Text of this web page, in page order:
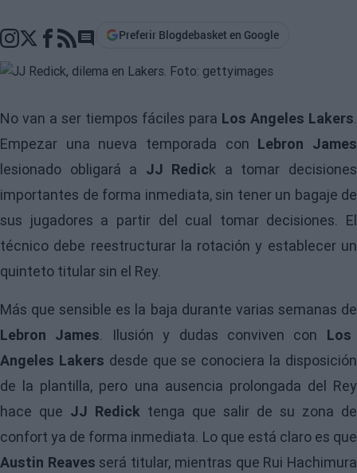
Go to comments section
Preferir Blogdebasket en Google
No van a ser tiempos fáciles para Los Angeles Lakers.
Empezar una nueva temporada con Lebron James
lesionado obligará a JJ Redick a tomar decisiones
importantes de forma inmediata, sin tener un bagaje de
sus jugadores a partir del cual tomar decisiones. El
técnico debe reestructurar la rotación y establecer un
quinteto titular sin el Rey.
Más que sensible es la baja durante varias semanas de
Lebron James. Ilusión y dudas conviven con Los
Angeles Lakers desde que se conociera la disposición
de la plantilla, pero una ausencia prolongada del Rey
hace que JJ Redick tenga que salir de su zona de
confort ya de forma inmediata. Lo que está claro es que
Austin Reaves será titular, mientras que Rui Hachimura